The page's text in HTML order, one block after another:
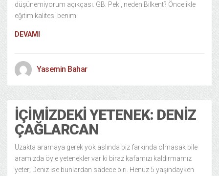
düşünemiyorum açıkçası. GB: Peki, neden Bilkent? Öncelikle
eğitim kalitesi benim
DEVAMI
Yasemin Bahar
İÇIMIZDEKI YETENEK: DENIZ
ÇAĞLARCAN
Uzakta aramaya gerek yok aslında biz farkında olmasak bile
aramızda öyle yetenekler var ki biraz kafamızı kaldırmamız
yeter; Deniz ise bunlardan sadece biri. Henüz 5 yaşındayken